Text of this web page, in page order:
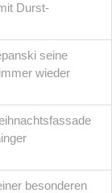
Durst-
seine
wieder
besonderen